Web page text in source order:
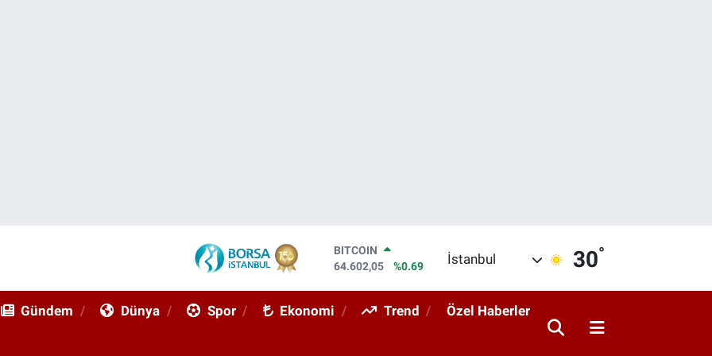
BITCOIN
64.602,05
%0.69
EURO
İstanbul 30°
Gündem Dünya Spor Ekonomi Trend Özel Haberler